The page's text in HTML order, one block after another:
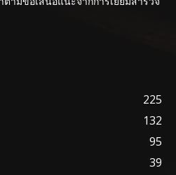
225
132
95
39